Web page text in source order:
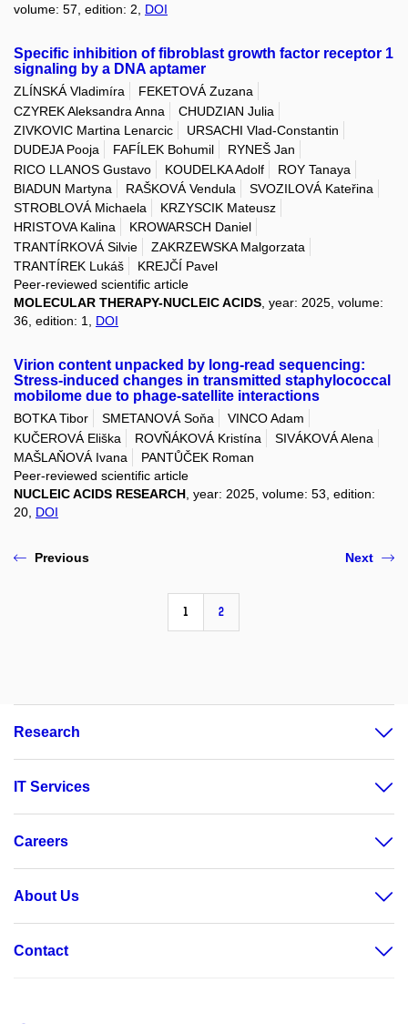
volume: 57, edition: 2, DOI
Specific inhibition of fibroblast growth factor receptor 1
signaling by a DNA aptamer
ZLÍNSKÁ Vladimíra
FEKETOVÁ Zuzana
CZYREK Aleksandra Anna
CHUDZIAN Julia
ZIVKOVIC Martina Lenarcic
URSACHI Vlad-Constantin
DUDEJA Pooja
FAFÍLEK Bohumil
RYNEŠ Jan
RICO LLANOS Gustavo
KOUDELKA Adolf
ROY Tanaya
BIADUN Martyna
RAŠKOVÁ Vendula
SVOZILOVÁ Kateřina
STROBLOVÁ Michaela
KRZYSCIK Mateusz
HRISTOVA Kalina
KROWARSCH Daniel
TRANTÍRKOVÁ Silvie
ZAKRZEWSKA Malgorzata
TRANTÍREK Lukáš
KREJČÍ Pavel
Peer-reviewed scientific article
MOLECULAR THERAPY-NUCLEIC ACIDS , year: 2025, volume:
36, edition: 1, DOI
Virion content unpacked by long-read sequencing:
Stress-induced changes in transmitted staphylococcal
mobilome due to phage-satellite interactions
BOTKA Tibor SMETANOVÁ Soňa
VINCO Adam
KUČEROVÁ Eliška
ROVŇÁKOVÁ Kristína
SIVÁKOVÁ Alena
MAŠLAŇOVÁ Ivana
PANTŮČEK Roman
Peer-reviewed scientific article
NUCLEIC ACIDS RESEARCH , year: 2025, volume: 53, edition:
20, DOI
Previous
1 2
Next
Research
IT Services
Careers
About Us
Contact